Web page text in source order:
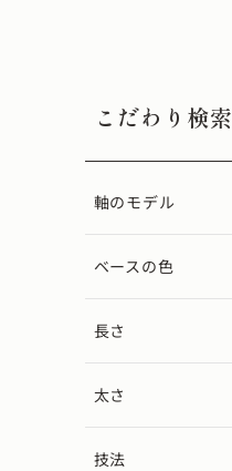
こだわり検索
軸のモデル
ベースの色
長さ
太さ
技法